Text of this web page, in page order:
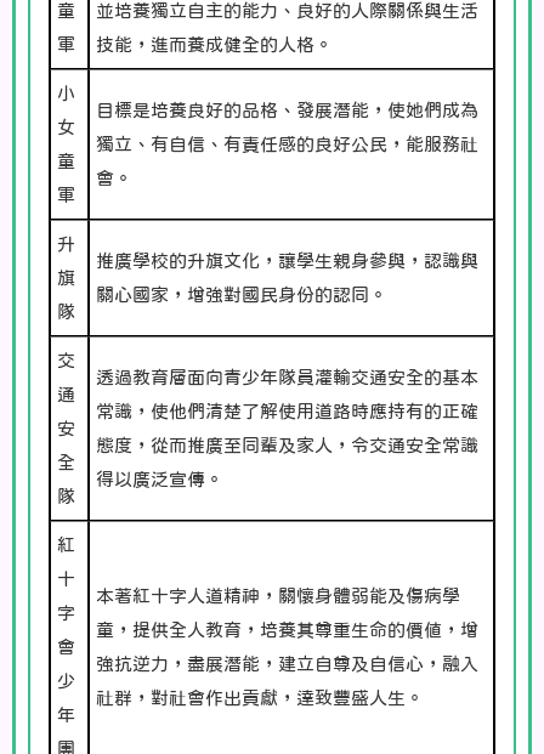
童
軍
並培養獨立自主的能力、良好的人際關係與生活
技能，進而養成健全的人格。
小
女
童
軍
目標是培養良好的品格、發展潛能，使她們成為
獨立、有自信、有責任感的良好公民，能服務社
會。
升
旗
隊
推廣學校的升旗文化，讓學生親身參與，認識與
關心國家，增強對國民身份的認同。
交
通
安
全
隊
透過教育層面向青少年隊員灌輸交通安全的基本
常識，使他們清楚了解使用道路時應持有的正確
態度，從而推廣至同輩及家人，令交通安全常識
得以廣泛宣傳。
紅
十
字
會
少
年
團
本著紅十字人道精神，關懷身體弱能及傷病學
童，提供全人教育，培養其尊重生命的價值，增
強抗逆力，盡展潛能，建立自尊及自信心，融入
社群，對社會作出貢獻，達致豐盛人生。